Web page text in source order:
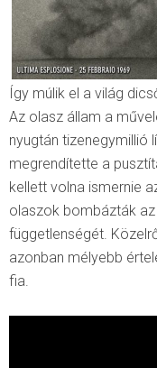
Így múlik el a világ
Az olasz állam a
nyugtán tizenegymillió
megrendítette a
kellett volna ismernie
olaszok bombázták
függetlenségét.
azonban mélyebb
fia.